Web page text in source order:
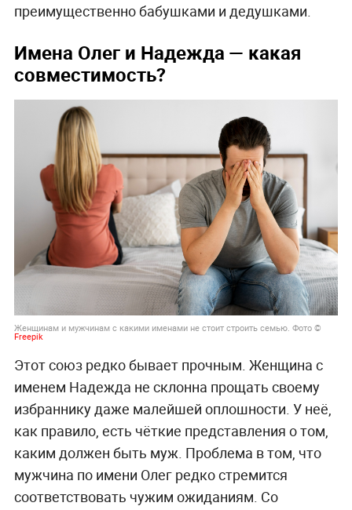
преимущественно бабушками и дедушками.
Имена Олег и Надежда — какая
совместимость?
Женщинам и мужчинам с какими именами не стоит строить семью. Фото ©
Freepik
Этот союз редко бывает прочным. Женщина с
именем Надежда не склонна прощать своему
избраннику даже малейшей оплошности. У неё,
как правило, есть чёткие представления о том,
каким должен быть муж. Проблема в том, что
мужчина по имени Олег редко стремится
соответствовать чужим ожиданиям. Со